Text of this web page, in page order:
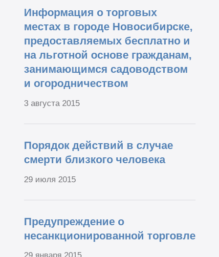
Информация о торговых
местах в городе Новосибирске,
предоставляемых бесплатно и
на льготной основе гражданам,
занимающимся садоводством
и огородничеством
3 августа 2015
Порядок действий в случае
смерти близкого человекa
29 июля 2015
Предупреждение о
несанкционированной торговле